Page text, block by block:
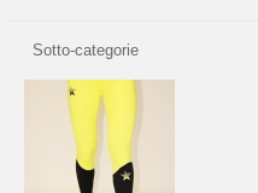
Sotto-categorie